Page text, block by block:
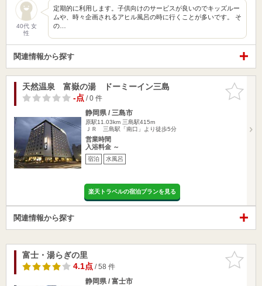
40代 女
性
定期的に利用します。子供向けのサービスが良いのでキッズルー
ムや、時々企画されるアヒル風呂の時に行くことが多いです。 そ
の…
関連情報から探す
お気に入
りに追加
天然温泉 富嶽の湯 ドーミーイン三島
-点/ 0 件
静岡県 / 三島市
原駅11.03km 三島駅415m
ＪＲ 三島駅「南口」より徒歩5分
営業時間
入浴料金 ～
宿泊 水風呂
楽天トラベルの宿泊プランを見る
関連情報から探す
お気に入
りに追加
富士・湯らぎの里
4.1点/ 58 件
静岡県 / 富士市